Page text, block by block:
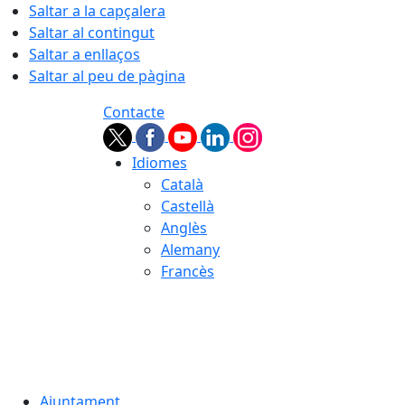
Saltar a la capçalera
Saltar al contingut
Saltar a enllaços
Saltar al peu de pàgina
Contacte
Idiomes
Català
Castellà
Anglès
Alemany
Francès